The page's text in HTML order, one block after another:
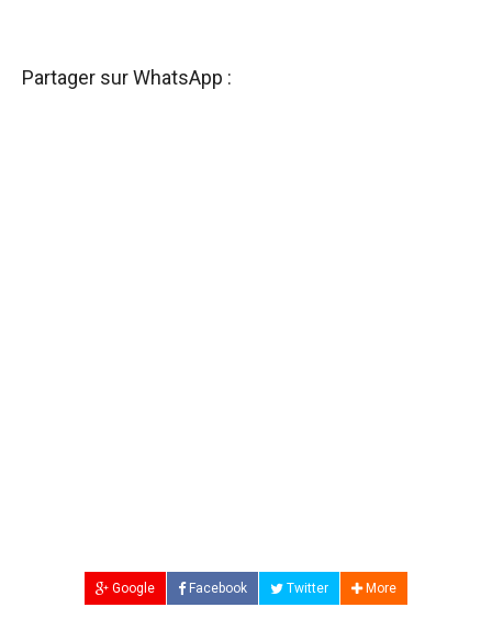
Partager sur WhatsApp :
Google Facebook Twitter More